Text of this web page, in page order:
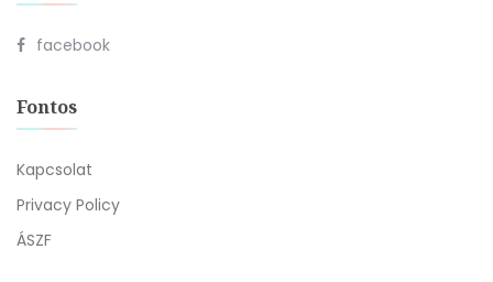
facebook
Fontos
Kapcsolat
Privacy Policy
ÁSZF